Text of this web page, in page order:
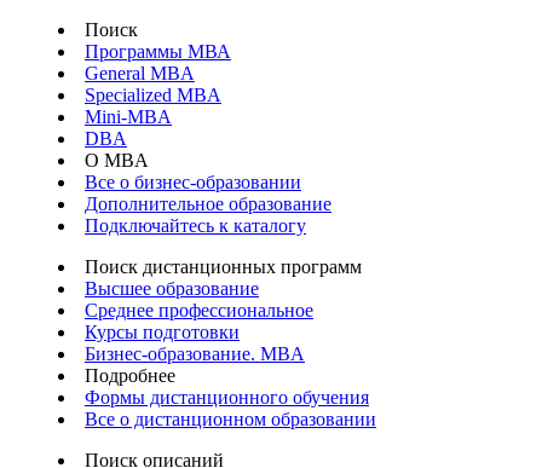
Поиск
Программы МВА
General MBA
Specialized MBA
Mini-MBA
DBA
О MBA
Все о бизнес-образовании
Дополнительное образование
Подключайтесь к каталогу
Поиск дистанционных программ
Высшее образование
Среднее профессиональное
Курсы подготовки
Бизнес-образование. MBA
Подробнее
Формы дистанционного обучения
Все о дистанционном образовании
Поиск описаний